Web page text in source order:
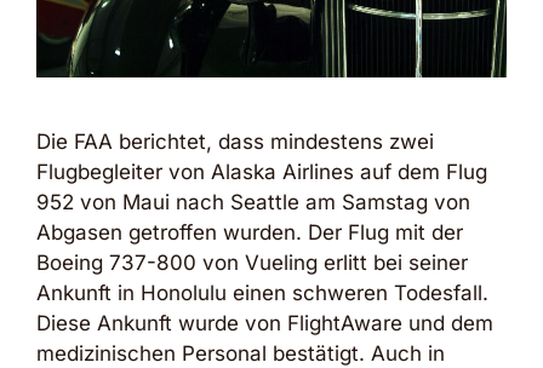
Die FAA berichtet, dass mindestens zwei
Flugbegleiter von Alaska Airlines auf dem Flug
952 von Maui nach Seattle am Samstag von
Abgasen getroffen wurden. Der Flug mit der
Boeing 737-800 von Vueling erlitt bei seiner
Ankunft in Honolulu einen schweren Todesfall.
Diese Ankunft wurde von FlightAware und dem
medizinischen Personal bestätigt. Auch in